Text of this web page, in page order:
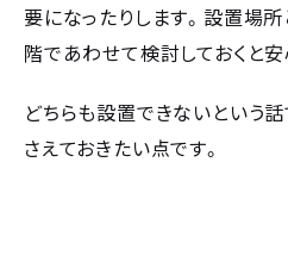
要になったりします。設置場
階であわせて検討しておくと安
どちらも設置できないという
さえておきたい点です。